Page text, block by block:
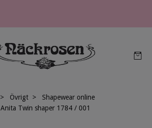
Övrigt
Shapewear online
Anita Twin shaper 1784 / 001